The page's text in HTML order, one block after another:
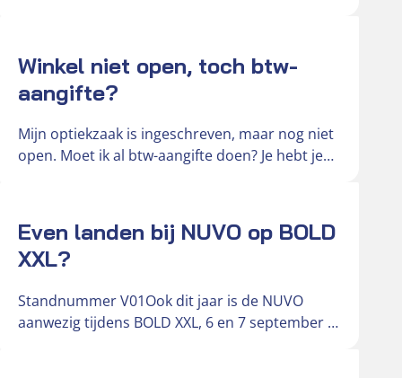
Winkel niet open, toch btw-
aangifte?
Mijn optiekzaak is ingeschreven, maar nog niet
open. Moet ik al btw-aangifte doen? Je hebt je
Even landen bij NUVO op BOLD
XXL?
Standnummer V01Ook dit jaar is de NUVO
aanwezig tijdens BOLD XXL, 6 en 7 september in